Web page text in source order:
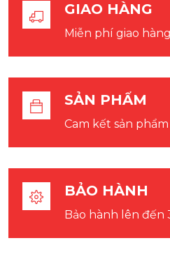
GIAO HÀNG
Miễn phí giao
SẢN PHẨM
Cam kết sản
BẢO HÀNH
Bảo hành lên đến